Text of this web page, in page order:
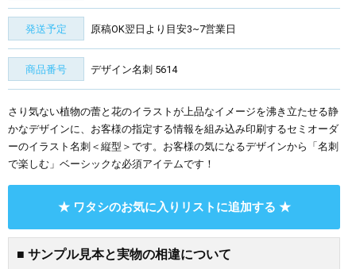
発送予定 原稿OK翌日より目安3~7営業日
商品番号 デザイン名刺 5614
さり気ない植物の蕾と花のイラストが上品なイメージを沸き立たせる静
かなデザインに、お客様の指定する情報を組み込み印刷するセミオーダ
ーのイラスト名刺＜縦型＞です。お客様の気になるデザインから「名刺
で楽しむ」ベーシックな必須アイテムです！
★ ワタシのお気に入りリストに追加する ★
■ サンプル見本と実物の相違について